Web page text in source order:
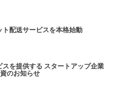
配送サービスを本格始動
スを提供する スタートアップ企業
のお知らせ